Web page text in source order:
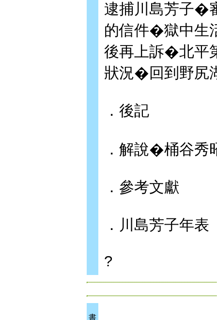
逮捕川島芳子�
的信件�獄中生
後再上訴�北平
狀況�回到野尻
．後記
．解說�桶谷秀
．參考文獻
．川島芳子年表
?
書